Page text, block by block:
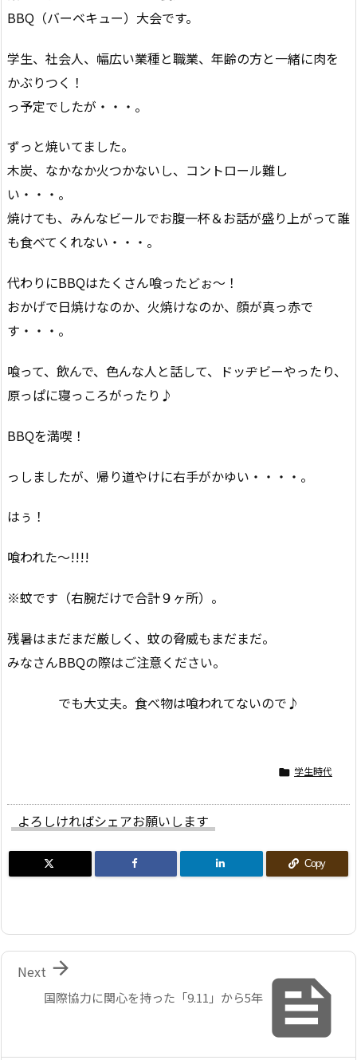
BBQ（バーベキュー）大会です。
学生、社会人、幅広い業種と職業、年齢の方と一緒に肉を
かぶりつく！
っ予定でしたが・・・。
ずっと焼いてました。
木炭、なかなか火つかないし、コントロール難し
い・・・。
焼けても、みんなビールでお腹一杯＆お話が盛り上がって誰
も食べてくれない・・・。
代わりにBBQはたくさん喰ったどぉ〜！
おかげで日焼けなのか、火焼けなのか、顔が真っ赤で
す・・・。
喰って、飲んで、色んな人と話して、ドッヂビーやったり、
原っぱに寝っころがったり♪
BBQを満喫！
っしましたが、帰り道やけに右手がかゆい・・・・。
はぅ！
喰われた〜!!!!
※蚊です（右腕だけで合計９ヶ所）。
残暑はまだまだ厳しく、蚊の脅威もまだまだ。
みなさんBBQの際はご注意ください。
でも大丈夫。食べ物は喰われてないので♪
 学生時代
よろしければシェアお願いします
Copy

国際協力に関心を持った「9.11」から5年

Next